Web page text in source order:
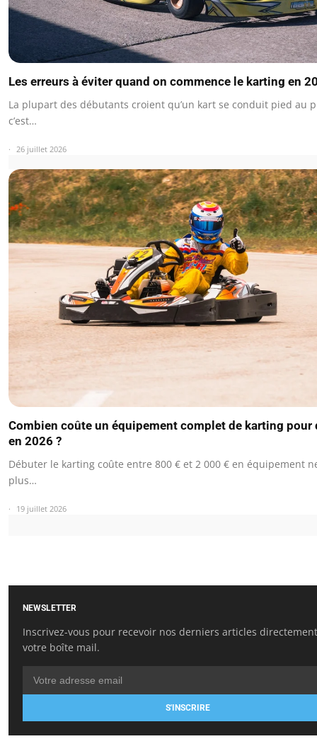
Les erreurs à éviter quand on commence le karting en
La plupart des débutants croient qu’un kart se conduit pied au
c’est…
26 juillet 2026
Combien coûte un équipement complet de karting pour
en 2026 ?
Débuter le karting coûte entre 800 € et 2 000 € en équipement
plus…
19 juillet 2026
NEWSLETTER
Inscrivez-vous pour recevoir nos derniers articles
votre boîte mail.
S'INSCRIRE